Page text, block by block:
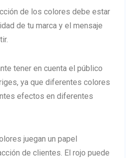
de los colores debe estar
de tu marca y el mensaje
tener en cuenta el público
ya que diferentes colores
efectos en diferentes
juegan un papel
de clientes. El rojo puede